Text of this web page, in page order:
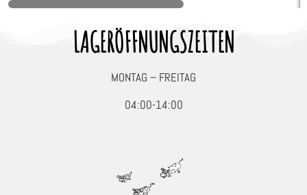
Wurst & Schinken
LAGERÖFFNUNGSZEITEN
MONTAG – FREITAG
04:00-14:00